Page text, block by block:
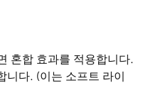
혼합 효과를 적용합니다.
다. (이는 소프트 라이